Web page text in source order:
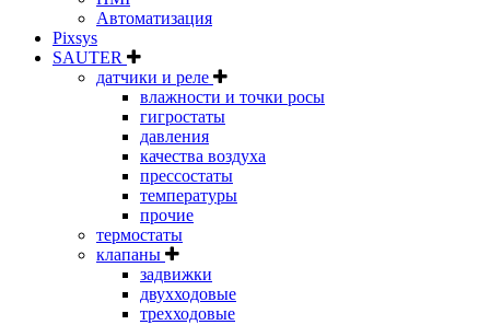
Автоматизация
Pixsys
SAUTER
датчики и реле
влажности и точки росы
гигростаты
давления
качества воздуха
прессостаты
температуры
прочие
термостаты
клапаны
задвижки
двухходовые
трехходовые